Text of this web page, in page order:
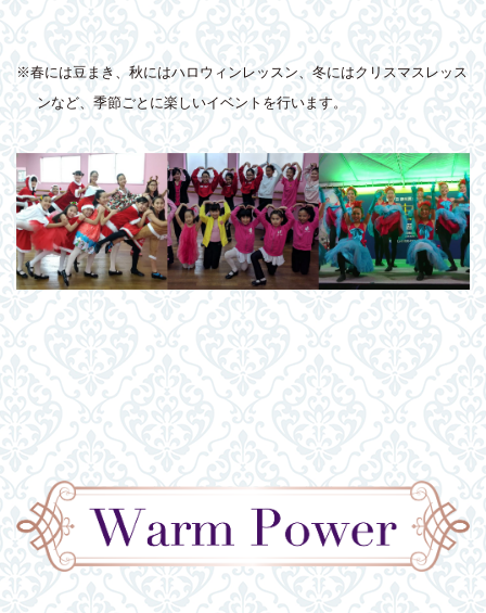
※春には豆まき、秋にはハロウィンレッスン、冬にはクリスマスレッス
ンなど、季節ごとに楽しいイベントを行います。